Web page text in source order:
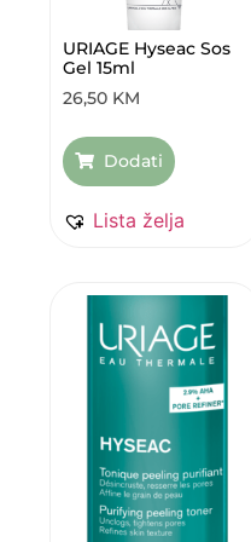
URIAGE Hyseac Sos
Gel 15ml
26,50 KM
Dodati
Lista želja